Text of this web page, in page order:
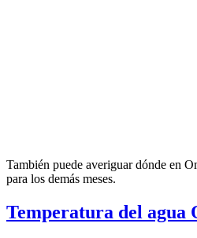
También puede averiguar dónde en
para los demás meses.
Temperatura del agua